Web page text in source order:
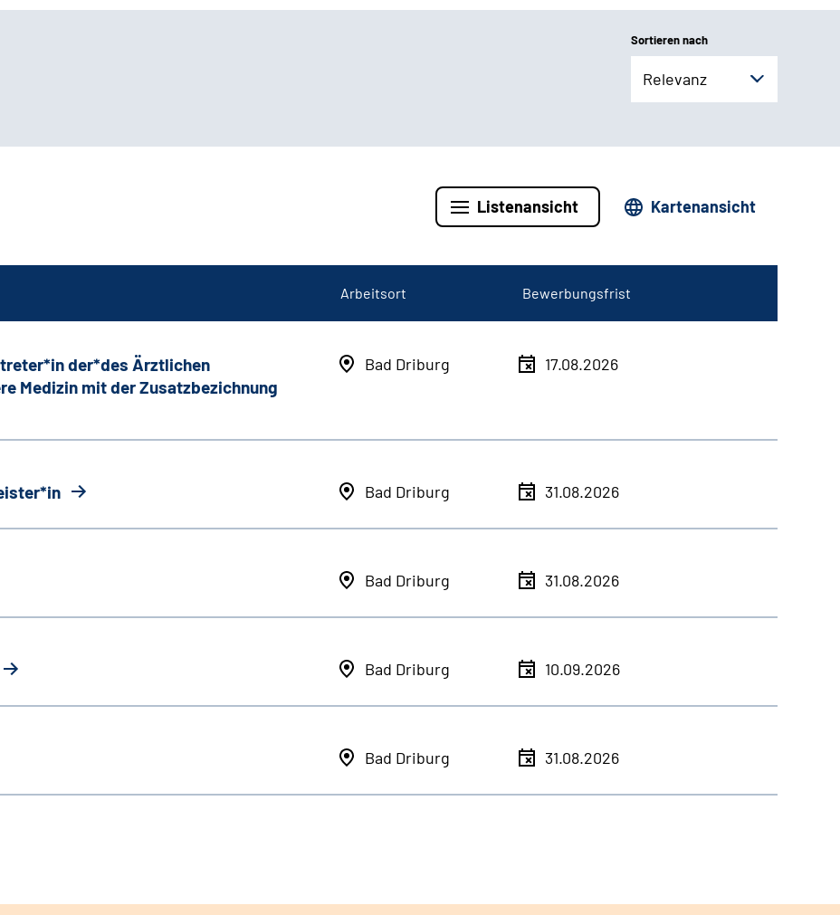
Sortieren nach
Relevanz
Listenansicht Kartenansicht
Arbeitsort Bewerbungsfrist
der*des Ärztlichen
Medizin mit der Zusatzbezichnung
Bad Driburg 17.08.2026
Bad Driburg 31.08.2026
Bad Driburg 31.08.2026
Bad Driburg 10.09.2026
Bad Driburg 31.08.2026